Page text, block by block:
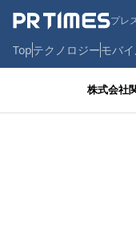
プレ
Topテクノロジーモバ
株式会社